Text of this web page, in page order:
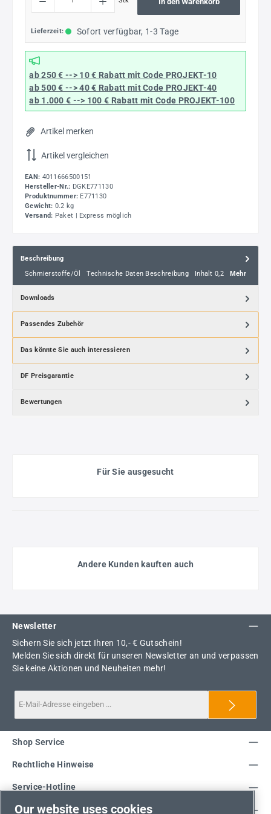
Lieferzeit: Sofort verfügbar, 1-3 Tage
ab 250 € --> 10 € Rabatt mit Code PROJEKT-10
ab 500 € --> 40 € Rabatt mit Code PROJEKT-40
ab 1.000 € --> 100 € Rabatt mit Code PROJEKT-100
Artikel merken
Artikel vergleichen
EAN: 4011666500151
Hersteller-Nr.: DGKE771130
Produktnummer: E771130
Gewicht: 0.2 kg
Versand: Paket | Express möglich
Beschreibung
Schmierstoffe/Öl Technische Daten Beschreibung Inhalt 0,2 Mehr
Downloads
Passendes Zubehör
Das könnte Sie auch interessieren
DF Preisgarantie
Bewertungen
Für Sie ausgesucht
Andere Kunden kauften auch
Newsletter
Sichern Sie sich jetzt Ihren 10,- € Gutschein!
Melden Sie sich direkt für unseren Newsletter an und verpassen
Sie keine Aktionen und Neuheiten mehr!
Service-Hotline
Shop Service
Rechtliche Hinweise
Unsere Vorteile
Our website uses cookies